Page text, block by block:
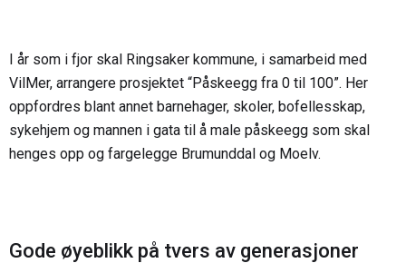
I år som i fjor skal Ringsaker kommune, i samarbeid med
VilMer, arrangere prosjektet “Påskeegg fra 0 til 100”. Her
oppfordres blant annet barnehager, skoler, bofellesskap,
sykehjem og mannen i gata til å male påskeegg som skal
henges opp og fargelegge Brumunddal og Moelv.
Gode øyeblikk på tvers av generasjoner